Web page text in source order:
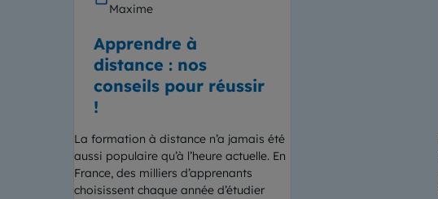
Maxime
Apprendre à
distance : nos
conseils pour réussir
!
La formation à distance n’a jamais été
aussi populaire qu’à l’heure actuelle. En
France, des milliers d’apprenants
choisissent chaque année d’étudier